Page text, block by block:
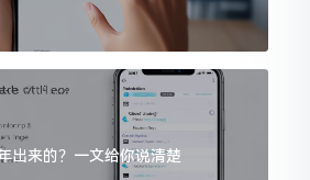
出来的？一文给你说清楚